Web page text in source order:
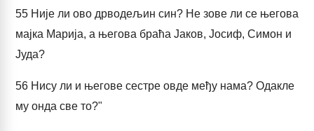
55 Није ли ово дрводељин син? Не зове ли се његова
мајка Марија, а његова браћа Јаков, Јосиф, Симон и
Јуда?
56 Нису ли и његове сестре овде међу нама? Одакле
му онда све то?"